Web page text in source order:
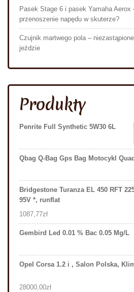
Pasek Stage 6 i pasek Yamaha Aerox
przenoszenie napędu w skuterze?
Czujnik martwego pola –
jeździe
Produkty
Penrite Full Synthetic 5W30 6L
Qbag Q-Bag Gps Bag Motocykl Quad
Bridgestone Turanza EL 450 RFT
95V *, runflat
1087,77zł
Gembird Led 0.01 % Bac 0.05 Mg/L
Opel Corsa 1.2 i , Salon Polska,
28000,00zł